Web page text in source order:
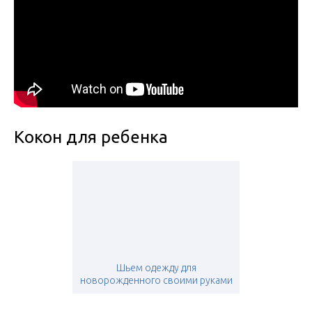
Кокон для ребенка
Шьем одежду для
новорожденного своими руками